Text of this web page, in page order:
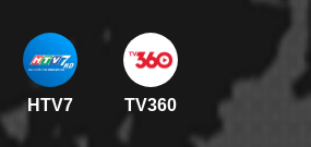
HTV7 TV360